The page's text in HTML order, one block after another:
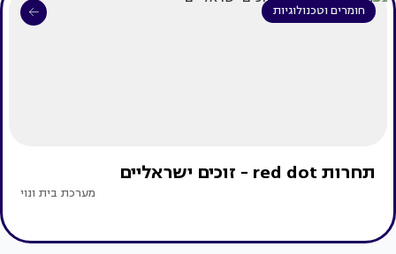
חומרים וטכנולוגיות
תחרות red dot - זוכים ישראליים
מערכת בית ונוי